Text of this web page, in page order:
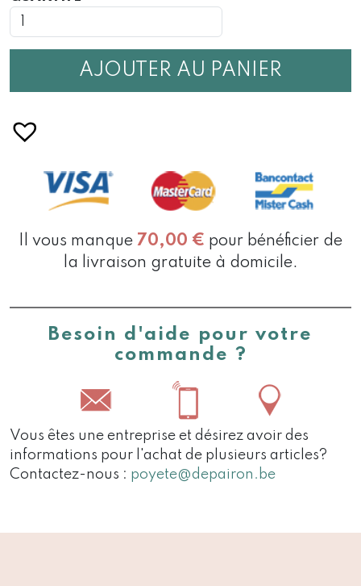
BELGIQUE
GANT
AJOUTER AU PANIER
Il vous manque 70,00 € pour bénéficier de
la livraison gratuite à domicile.
Besoin d'aide pour votre
commande ?
Vous êtes une entreprise et désirez avoir des
informations pour l'achat de plusieurs articles?
Contactez-nous : poyete@depairon.be